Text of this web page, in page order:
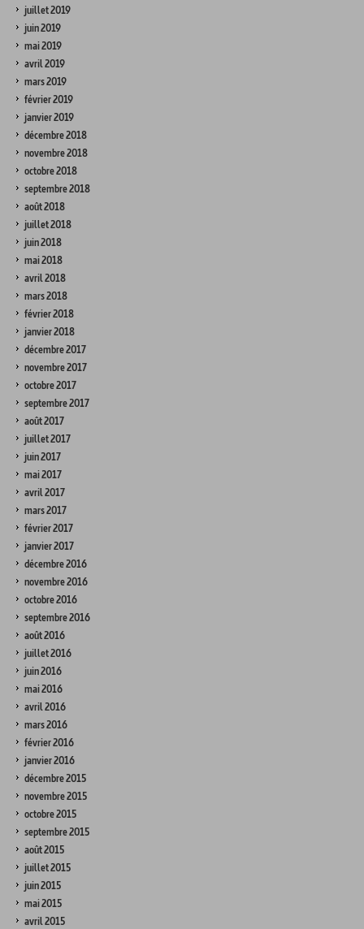
juillet 2019
juin 2019
mai 2019
avril 2019
mars 2019
février 2019
janvier 2019
décembre 2018
novembre 2018
octobre 2018
septembre 2018
août 2018
juillet 2018
juin 2018
mai 2018
avril 2018
mars 2018
février 2018
janvier 2018
décembre 2017
novembre 2017
octobre 2017
septembre 2017
août 2017
juillet 2017
juin 2017
mai 2017
avril 2017
mars 2017
février 2017
janvier 2017
décembre 2016
novembre 2016
octobre 2016
septembre 2016
août 2016
juillet 2016
juin 2016
mai 2016
avril 2016
mars 2016
février 2016
janvier 2016
décembre 2015
novembre 2015
octobre 2015
septembre 2015
août 2015
juillet 2015
juin 2015
mai 2015
avril 2015